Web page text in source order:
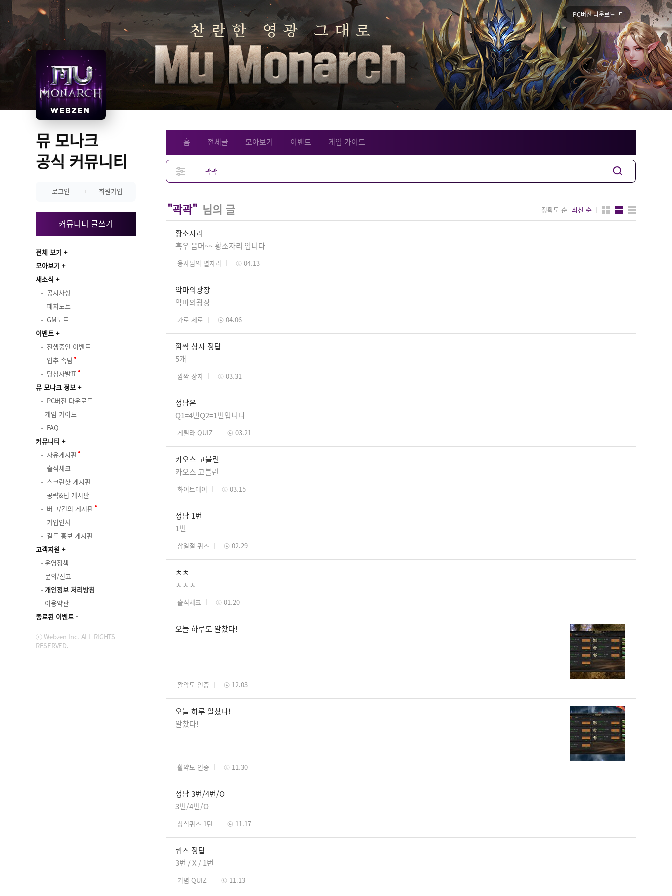
PC버전 다운로드
뮤 모나크
공식 커뮤니티
로그인 회원가입
커뮤니티 글쓰기
전체 보기
모아보기
새소식
공지사항
패치노트
GM노트
이벤트
진행중인 이벤트
입추 속담
당첨자발표
뮤 모나크 정보
PC버전 다운로드
게임 가이드
FAQ
커뮤니티
자유게시판
출석체크
스크린샷 게시판
공략&팁 게시판
버그/건의 게시판
가입인사
길드 홍보 게시판
고객지원
운영정책
문의/신고
개인정보 처리방침
이용약관
종료된 이벤트
ⓒ Webzen Inc. ALL RIGHTS
RESERVED.
홈 전체글 모아보기 이벤트 게임 가이드
"곽곽" 님의 글 정확도 순 최신 순
황소자리
흑우 음머~~ 황소자리 입니다
용사님의 별자리 04.13
악마의광장
악마의광장
가로 세로 04.06
깜짝 상자 정답
5개
깜짝 상자 03.31
정답은
Q1=4번Q2=1번입니다
게릴라 QUIZ 03.21
카오스 고블린
카오스 고블린
화이트데이 03.15
정답 1번
1번
삼일절 퀴즈 02.29
ㅊㅊ
ㅊㅊㅊ
출석체크 01.20
오늘 하루도 알찼다!
활약도 인증 12.03
오늘 하루 알찼다!
알찼다!
활약도 인증 11.30
정답 3번/4번/O
3번/4번/O
상식퀴즈 1탄 11.17
퀴즈 정답
3번 / X / 1번
기념 QUIZ 11.13